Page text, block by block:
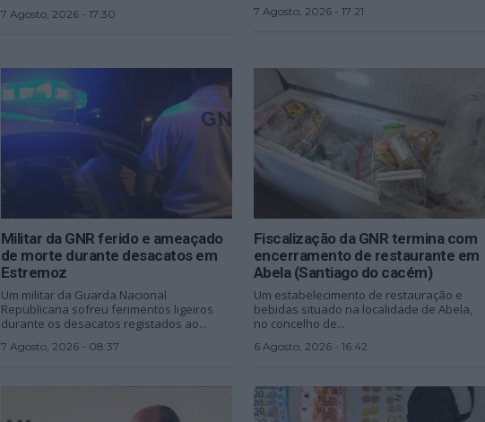
7 Agosto, 2026 - 17:30 7 Agosto, 2026 - 17:21
Militar da GNR ferido e ameaçado
de morte durante desacatos em
Estremoz
Um militar da Guarda Nacional
Republicana sofreu ferimentos ligeiros
durante os desacatos registados ao...
7 Agosto, 2026 - 08:37
Fiscalização da GNR termina com
encerramento de restaurante em
Abela (Santiago do cacém)
Um estabelecimento de restauração e
bebidas situado na localidade de Abela,
no concelho de...
6 Agosto, 2026 - 16:42